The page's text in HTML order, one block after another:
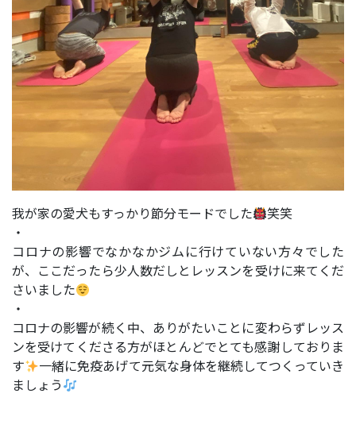
我が家の愛犬もすっかり節分モードでした
笑笑
・
コロナの影響でなかなかジムに行けていない方々でした
が、ここだったら少人数だしとレッスンを受けに来てくだ
さいました
・
コロナの影響が続く中、ありがたいことに変わらずレッス
ンを受けてくださる方がほとんどでとても感謝しておりま
す
一緒に免疫あげて元気な身体を継続してつくっていき
ましょう